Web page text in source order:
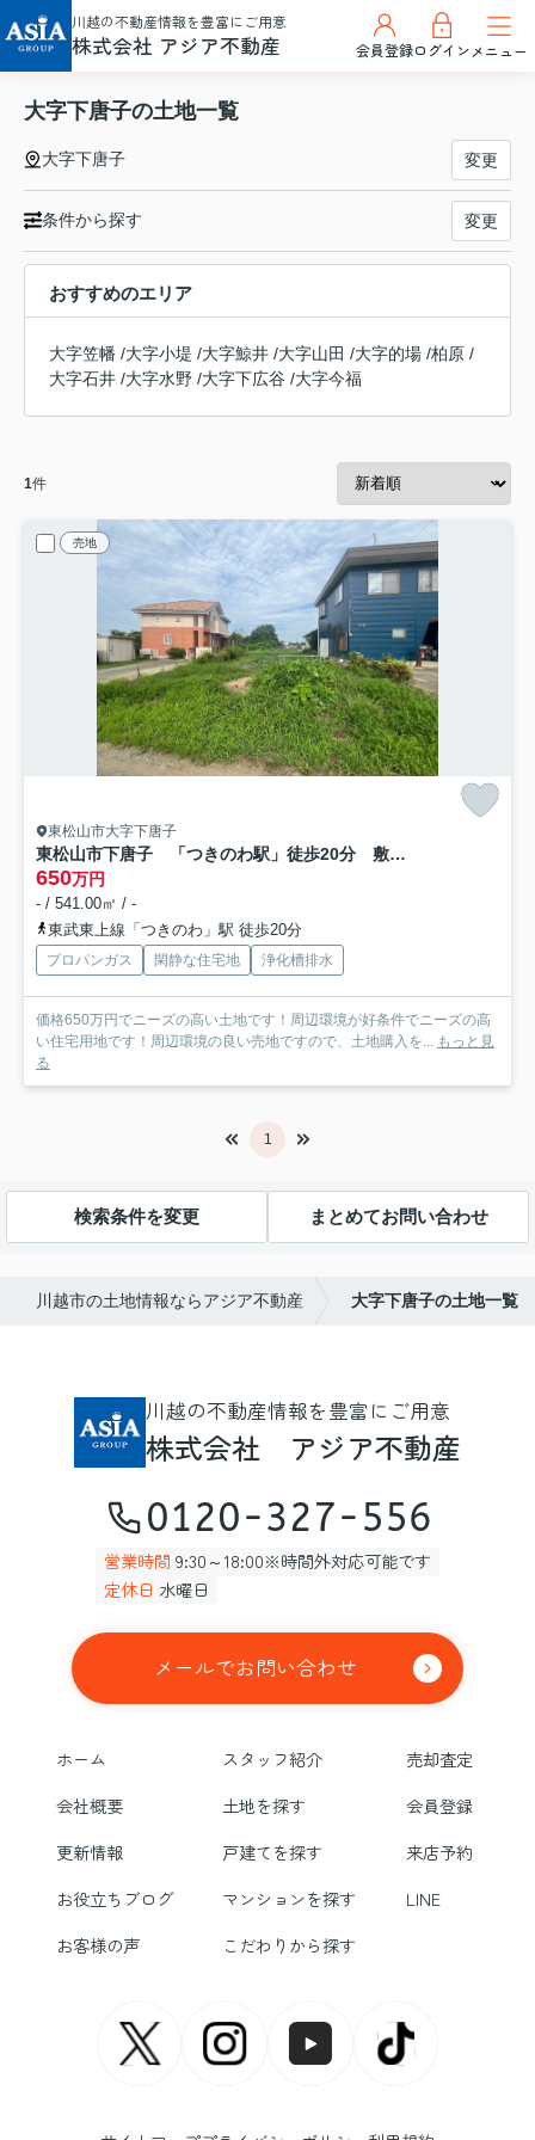
川越の不動産情報を豊富にご用意
株式会社 アジア不動産 会員登録ログインメニュー
大字下唐子の土地一覧
大字下唐子 変更
条件から探す 変更
おすすめのエリア
大字笠幡 /大字小堤 /大字鯨井 /大字山田 /大字的場 /柏原 /
大字石井 /大字水野 /大字下広谷 /大字今福
1件
売地
東松山市大字下唐子
東松山市下唐子 「つきのわ駅」徒歩20分 敷地163坪 【唐子小学区】
650万円
- / 541.00㎡ / -
東武東上線「つきのわ」駅 徒歩20分
プロパンガス 閑静な住宅地 浄化槽排水
価格650万円でニーズの高い土地です！周辺環境が好条件でニーズの高
い住宅用地です！周辺環境の良い売地ですので、土地購入を...
もっと見
る
1
検索条件を変更 まとめてお問い合わせ
川越市の土地情報ならアジア不動産 大字下唐子の土地一覧
川越の不動産情報を豊富にご用意
株式会社 アジア不動産
0120-327-556
営業時間 9:30～18:00※時間外対応可能です
定休日 水曜日
メールでお問い合わせ
ホーム スタッフ紹介
売却査定
会社概要
土地を探す
会員登録
更新情報
戸建てを探す
来店予約
お役立ちブログ
マンションを探す
LINE
お客様の声
こだわりから探す